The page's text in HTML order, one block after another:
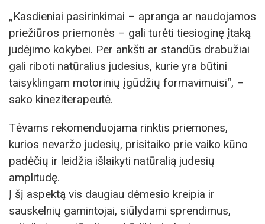
„Kasdieniai pasirinkimai – apranga ar naudojamos
priežiūros priemonės – gali turėti tiesioginę įtaką
judėjimo kokybei. Per ankšti ar standūs drabužiai
gali riboti natūralius judesius, kurie yra būtini
taisyklingam motorinių įgūdžių formavimuisi“, –
sako kineziterapeutė.
Tėvams rekomenduojama rinktis priemones,
kurios nevaržo judesių, prisitaiko prie vaiko kūno
padėčių ir leidžia išlaikyti natūralią judesių
amplitudę.
Į šį aspektą vis daugiau dėmesio kreipia ir
sauskelnių gamintojai, siūlydami sprendimus,